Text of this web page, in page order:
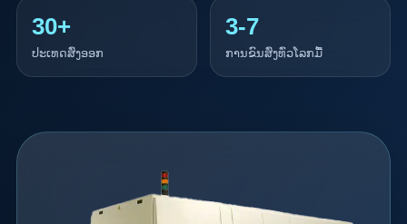
30+
ປະເທດສົ່ງອອກ
3-7
ການຂົນສົ່ງທົ່ວໂລກມື້